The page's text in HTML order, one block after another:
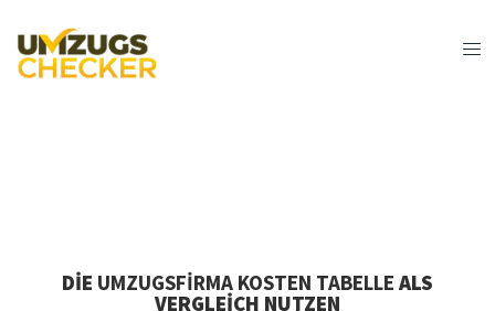
DIE UMZUGSFIRMA KOSTEN TABELLE ALS
VERGLEICH NUTZEN